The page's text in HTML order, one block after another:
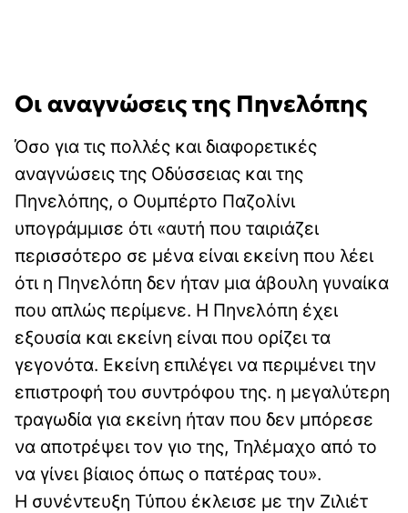
Οι αναγνώσεις της Πηνελόπης
Όσο για τις πολλές και διαφορετικές
αναγνώσεις της Οδύσσειας και της
Πηνελόπης, ο Ουμπέρτο Παζολίνι
υπογράμμισε ότι «αυτή που ταιριάζει
περισσότερο σε μένα είναι εκείνη που λέει
ότι η Πηνελόπη δεν ήταν μια άβουλη γυναίκα
που απλώς περίμενε. Η Πηνελόπη έχει
εξουσία και εκείνη είναι που ορίζει τα
γεγονότα. Εκείνη επιλέγει να περιμένει την
επιστροφή του συντρόφου της. η μεγαλύτερη
τραγωδία για εκείνη ήταν που δεν μπόρεσε
να αποτρέψει τον γιο της, Τηλέμαχο από το
να γίνει βίαιος όπως ο πατέρας του».
Η συνέντευξη Τύπου έκλεισε με την Zιλιέτ